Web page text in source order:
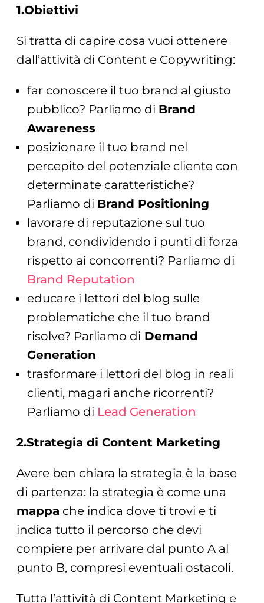
1.Obiettivi
Si tratta di capire cosa vuoi ottenere
dall’attività di Content e Copywriting:
far conoscere il tuo brand al giusto
pubblico? Parliamo di Brand
Awareness
posizionare il tuo brand nel
percepito del potenziale cliente con
determinate caratteristiche?
Parliamo di Brand Positioning
lavorare di reputazione sul tuo
brand, condividendo i punti di forza
rispetto ai concorrenti? Parliamo di
Brand Reputation
educare i lettori del blog sulle
problematiche che il tuo brand
risolve? Parliamo di Demand
Generation
trasformare i lettori del blog in reali
clienti, magari anche ricorrenti?
Parliamo di Lead Generation
2.Strategia di Content Marketing
Avere ben chiara la strategia è la base
di partenza: la strategia è come una
mappa che indica dove ti trovi e ti
indica tutto il percorso che devi
compiere per arrivare dal punto A al
punto B, compresi eventuali ostacoli.
Tutta l’attività di Content Marketing e